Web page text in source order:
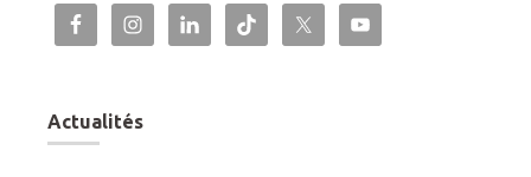
Actualités